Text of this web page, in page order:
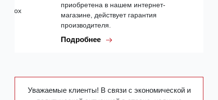
приобретена в нашем интернет-
магазине, действует гарантия
производителя.
Подробнее
Уважаемые клиенты! В связи с экономической и